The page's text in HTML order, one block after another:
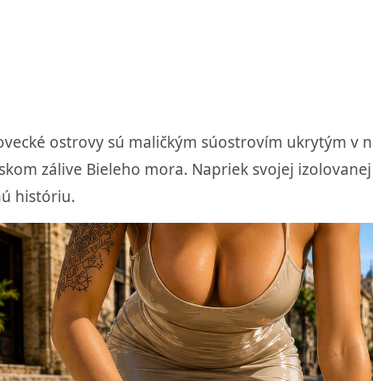
ostrovy sú maličkým súostrovím ukrytým v
zálive Bieleho mora. Napriek svojej
históriu.